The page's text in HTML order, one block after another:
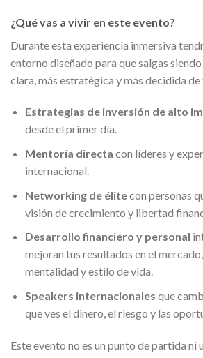
¿Qué vas a vivir en este evento?
Durante esta experiencia inmersiva
entorno diseñado para que salgas
clara, más estratégica y más decidida
Estrategias de inversión de alto
desde el primer día.
Mentoría directa con líderes y
internacional.
Networking de élitecon personas
visión de crecimiento y libertad
Desarrollo financiero y personal
mejoran tus resultados en el
mentalidad y estilo de vida.
Speakers internacionales que
que ves el dinero, el riesgo y las
Este evento no es un punto de partida ni